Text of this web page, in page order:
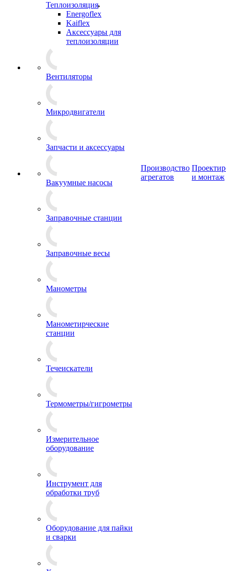
Теплоизоляция
Energoflex
Kaiflex
Аксессуары для
теплоизоляции
Вентиляторы
Микродвигатели
Запчасти и аксессуары
Вакуумные насосы
Заправочные станции
Заправочные весы
Манометры
Манометирческие
станции
Течеискатели
Термометры/гигрометры
Измерительное
оборудование
Инструмент для
обработки труб
Оборудование для пайки
и сварки
Производство
агрегатов
и монтаж